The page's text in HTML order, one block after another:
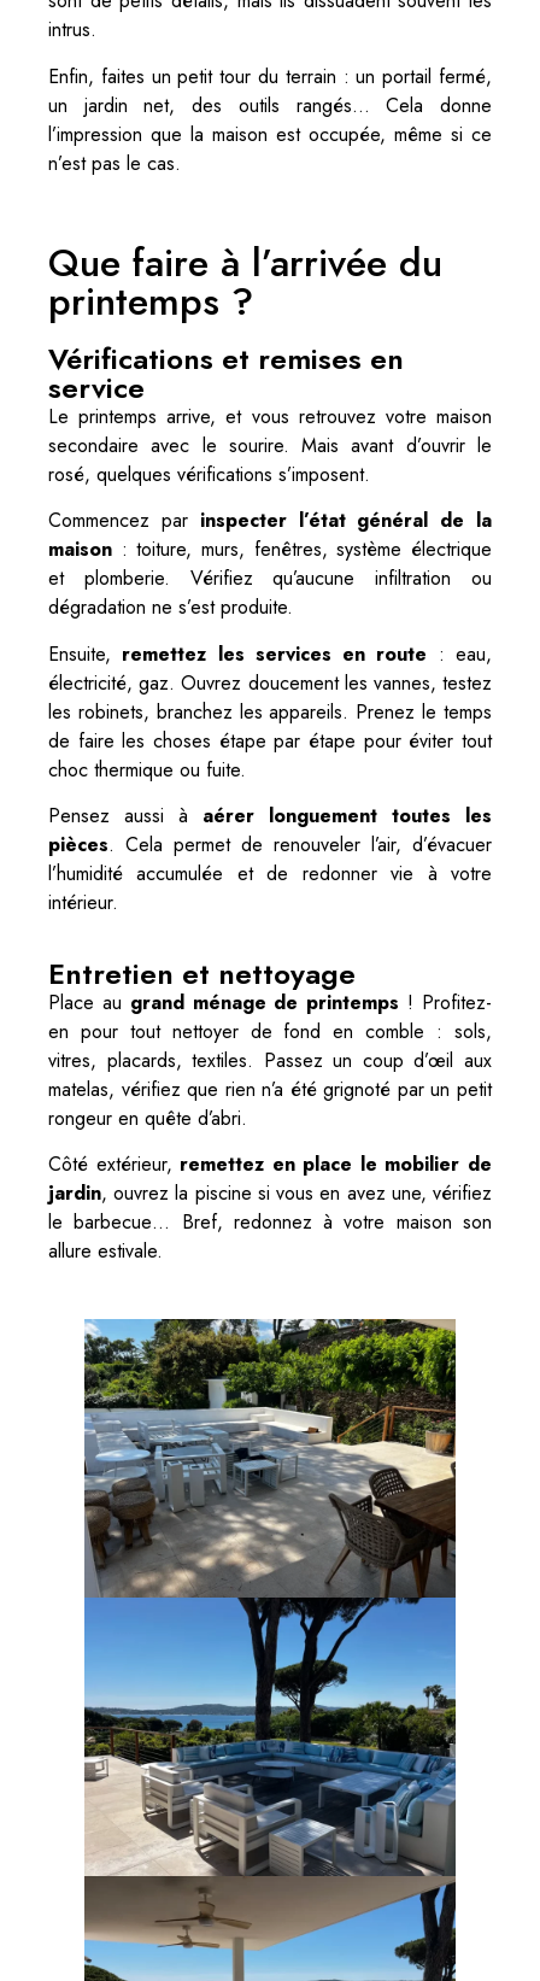
intrus.
Enfin, faites un petit tour du terrain : un portail fermé,
un jardin net, des outils rangés… Cela donne
l’impression que la maison est occupée, même si ce
n’est pas le cas.
Que faire à l’arrivée du
printemps ?
Vérifications et remises en
service
Le printemps arrive, et vous retrouvez votre maison
secondaire avec le sourire. Mais avant d’ouvrir le
rosé, quelques vérifications s’imposent.
Commencez par inspecter l’état général de la
maison : toiture, murs, fenêtres, système électrique
et plomberie. Vérifiez qu’aucune infiltration ou
dégradation ne s’est produite.
Ensuite, remettez les services en route : eau,
électricité, gaz. Ouvrez doucement les vannes, testez
les robinets, branchez les appareils. Prenez le temps
de faire les choses étape par étape pour éviter tout
choc thermique ou fuite.
Pensez aussi à aérer longuement toutes les
pièces. Cela permet de renouveler l’air, d’évacuer
l’humidité accumulée et de redonner vie à votre
intérieur.
Entretien et nettoyage
Place au grand ménage de printemps ! Profitez-
en pour tout nettoyer de fond en comble : sols,
vitres, placards, textiles. Passez un coup d’œil aux
matelas, vérifiez que rien n’a été grignoté par un petit
rongeur en quête d’abri.
Côté extérieur, remettez en place le mobilier de
jardin, ouvrez la piscine si vous en avez une, vérifiez
le barbecue… Bref, redonnez à votre maison son
allure estivale.